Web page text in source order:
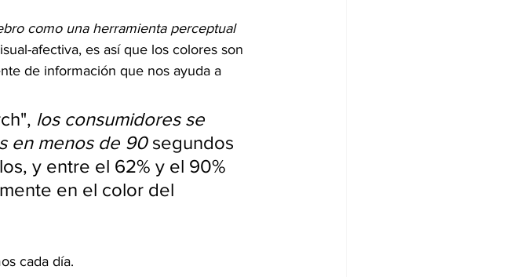
como una herramienta perceptual
afectiva, es así que los colores son
de información que nos ayuda a
los consumidores se
en menos de 90 segundos
y entre el 62% y el 90%
en el color del
cada día.